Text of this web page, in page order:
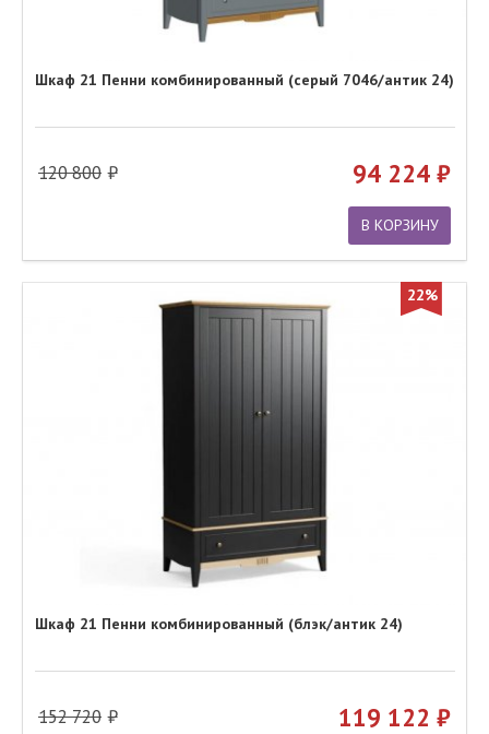
Шкаф 21 Пенни комбинированный (серый 7046/антик 24)
120 800 94 224
В КОРЗИНУ
22%
Шкаф 21 Пенни комбинированный (блэк/антик 24)
152 720 119 122